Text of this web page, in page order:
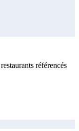
référencés